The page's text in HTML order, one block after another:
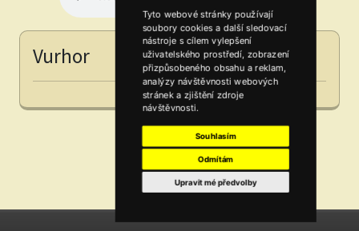
Tyto webové stránky používají
soubory cookies a další sledovací
nástroje s cílem vylepšení
uživatelského prostředí, zobrazení
přizpůsobeného obsahu a reklam,
analýzy návštěvnosti webových
stránek a zjištění zdroje
návštěvnosti.
Souhlasím
Odmítám
Upravit mé předvolby
Vurhor